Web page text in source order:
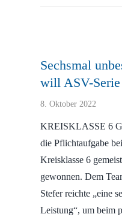
Sechsmal
will ASV-Serie
8. Oktober 2022
KREISKLASSE 6
die Pflichtaufgabe
Kreisklasse 6
gewonnen. Dem
Stefer reichte „eine
Leistung“, um beim